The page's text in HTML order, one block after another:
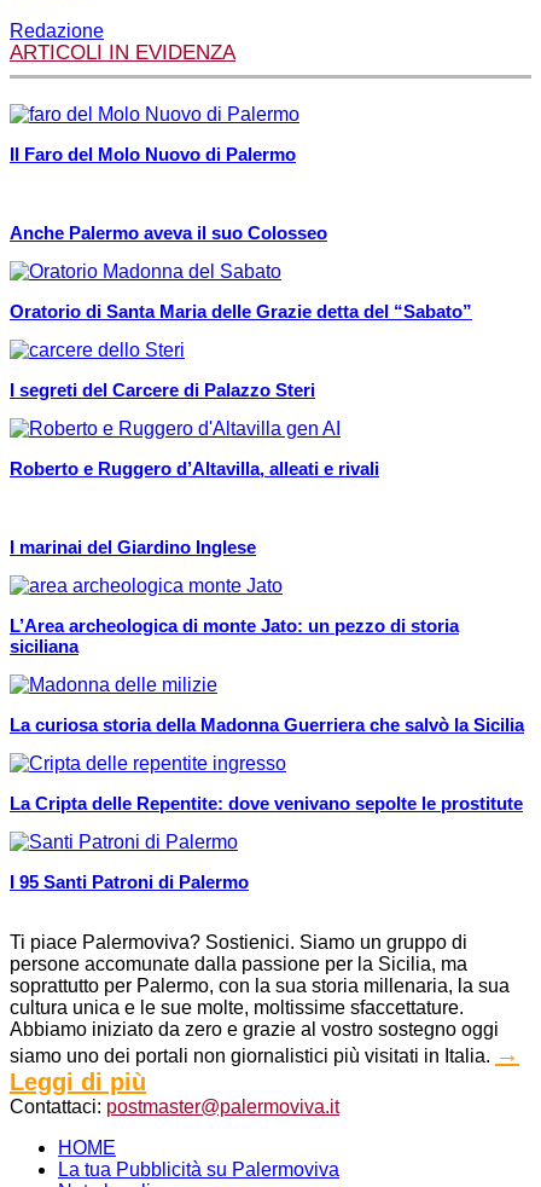
Redazione
ARTICOLI IN EVIDENZA
Il Faro del Molo Nuovo di Palermo
Anche Palermo aveva il suo Colosseo
Oratorio di Santa Maria delle Grazie detta del “Sabato”
I segreti del Carcere di Palazzo Steri
Roberto e Ruggero d’Altavilla, alleati e rivali
I marinai del Giardino Inglese
L’Area archeologica di monte Jato: un pezzo di storia
siciliana
La curiosa storia della Madonna Guerriera che salvò la Sicilia
La Cripta delle Repentite: dove venivano sepolte le prostitute
I 95 Santi Patroni di Palermo
Ti piace Palermoviva? Sostienici. Siamo un gruppo di
persone accomunate dalla passione per la Sicilia, ma
soprattutto per Palermo, con la sua storia millenaria, la sua
cultura unica e le sue molte, moltissime sfaccettature.
Abbiamo iniziato da zero e grazie al vostro sostegno oggi
siamo uno dei portali non giornalistici più visitati in Italia. →
Leggi di più
Contattaci: postmaster@palermoviva.it
HOME
La tua Pubblicità su Palermoviva